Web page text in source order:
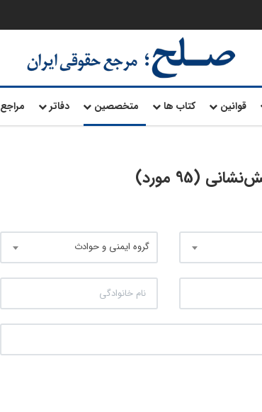
قوانین کتاب ها متخصصین دفاتر مراجع
(95 مورد)
گروه ایمنی و حوادث